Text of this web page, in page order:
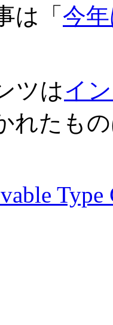
は「 今
ツはイ
れたも
Type